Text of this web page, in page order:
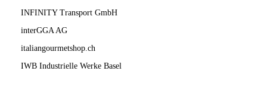
INFINITY Transport GmbH
interGGA AG
italiangourmetshop.ch
IWB Industrielle Werke Basel